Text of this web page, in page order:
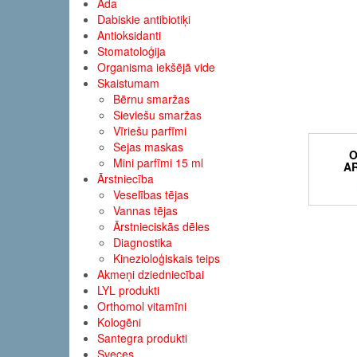
Dabiskie antibiotiķi
Antioksidanti
Stomatoloģija
Organisma iekšējā vide
Skaistumam
Bērnu smaržas
Sieviešu smaržas
Vīriešu parfīmi
Sejas maskas
Mini parfīmi 15 ml
Ārstniecība
Veselības tējas
Vannas tējas
Ārstnieciskās dēles
Diagnostika
Kinezioloģiskais teips
Akmeņi dziedniecībai
LYL produkti
Orthomol vitamīni
Kologēni
Santegra produkti
Sveces